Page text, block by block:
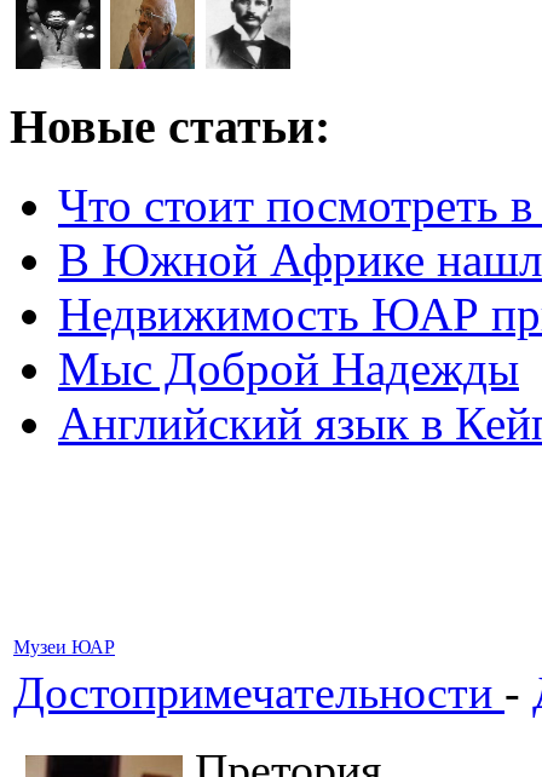
Новые статьи:
Что стоит посмотреть
В Южной Африке
Недвижимость ЮАР
Мыс Доброй Надежды
Английский язык в
Музеи ЮАР
Достопримечательности -